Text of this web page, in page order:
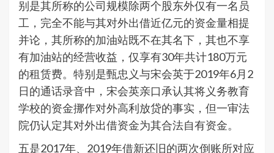
别是其所称的公司规模除两个股东外仅有一名员
工，完全不能与其对外出借近亿元的资金量相提
并论，其所称的加油站既不在其名下，其也不享
有加油站的经营收益，仅享有30年共计180万元
的租赁费。特别是甄忠义与宋会英于2019年6月2
日的通话录音中，宋会英亲口承认其将义务教育
学校的资金挪作对外高利放贷的事实，但一审法
院仍认定其对外出借资金为其合法自有资金。
五是2017年、2019年借新还旧的两次倒账所对应